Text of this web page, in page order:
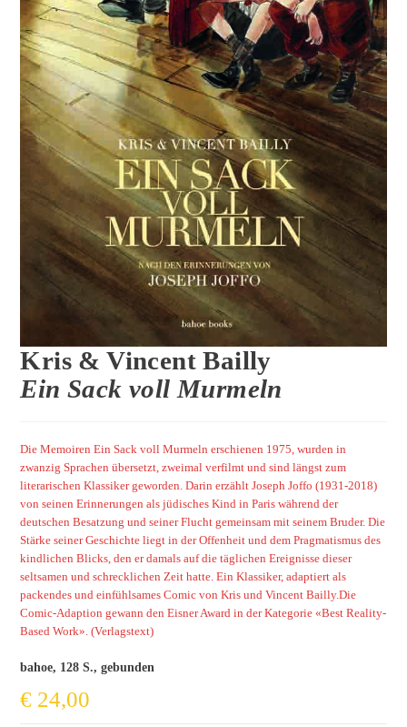
Kris & Vincent Bailly
Ein Sack voll Murmeln
Die Memoiren Ein Sack voll Murmeln erschienen 1975, wurden in
zwanzig Sprachen übersetzt, zweimal verfilmt und sind längst zum
literarischen Klassiker geworden. Darin erzählt Joseph Joffo (1931-2018)
von seinen Erinnerungen als jüdisches Kind in Paris während der
deutschen Besatzung und seiner Flucht gemeinsam mit seinem Bruder. Die
Stärke seiner Geschichte liegt in der Offenheit und dem Pragmatismus des
kindlichen Blicks, den er damals auf die täglichen Ereignisse dieser
seltsamen und schrecklichen Zeit hatte. Ein Klassiker, adaptiert als
packendes und einfühlsames Comic von Kris und Vincent Bailly.Die
Comic-Adaption gewann den Eisner Award in der Kategorie «Best Reality-
Based Work». (Verlagstext)
bahoe, 128 S., gebunden
€ 24,00